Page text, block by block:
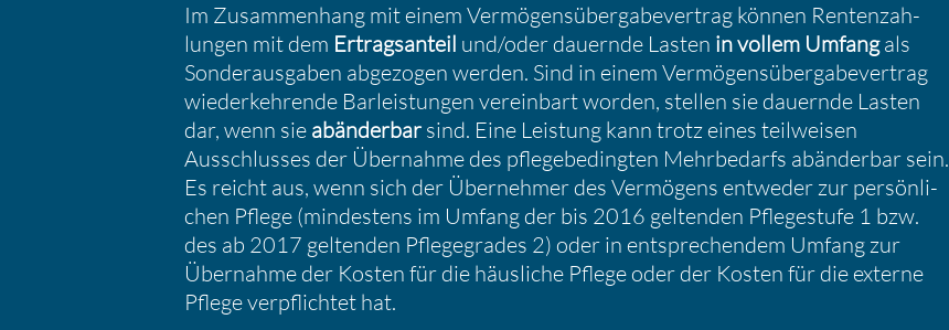
Im Zusam­men­hang mit einem Vermö­gens­über­ga­be­ver­trag können Renten­zah­
lungen mit dem Ertrags­an­teil und/​oder dauernde Lasten in vollem Umfangals
Sonder­aus­gaben abgezogen werden. Sind in einem Vermö­gens­über­ga­be­ver­trag
wieder­keh­rende Barleis­tungen verein­bart worden, stellen sie dauernde Lasten
dar, wenn sie abänderbar sind. Eine Leistung kann trotz eines teilweisen
Ausschlusses der Übernahme des pflege­be­dingten Mehrbe­darfs abänderbar sein.
Es reicht aus, wenn sich der Übernehmer des Vermö­gens entweder zur persön­li­
chen Pflege (mindes­tens im Umfang der bis 2016 geltenden Pflege­stufe 1 bzw.
des ab 2017 geltenden Pflege­grades 2) oder in entspre­chendem Umfang zur
Übernahme der Kosten für die häusliche Pflege oder der Kosten für die externe
Pflege verpflichtet hat.